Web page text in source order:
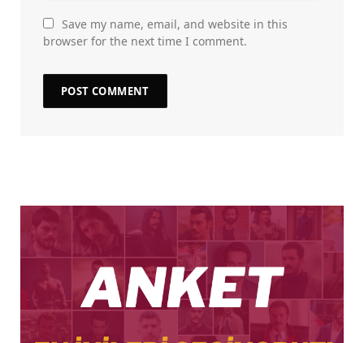
Save my name, email, and website in this
browser for the next time I comment.